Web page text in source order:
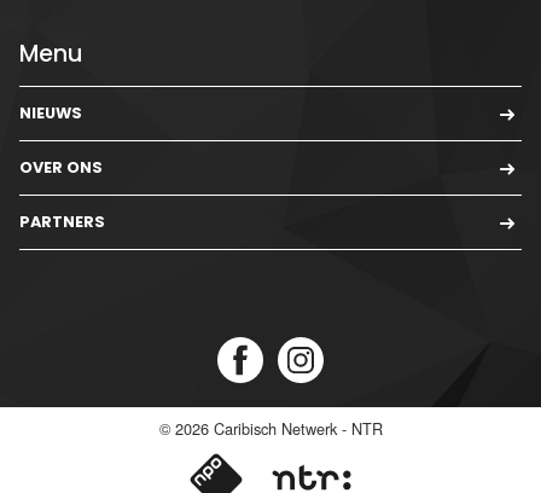
Menu
NIEUWS
OVER ONS
PARTNERS
© 2026 Caribisch Netwerk - NTR